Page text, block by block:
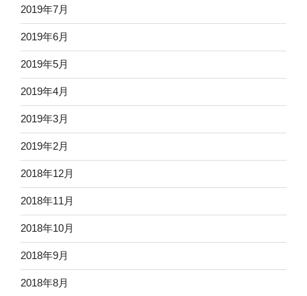
2019年7月
2019年6月
2019年5月
2019年4月
2019年3月
2019年2月
2018年12月
2018年11月
2018年10月
2018年9月
2018年8月